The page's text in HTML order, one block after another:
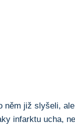
něm již⁣ slyšeli,
infarktu ucha,